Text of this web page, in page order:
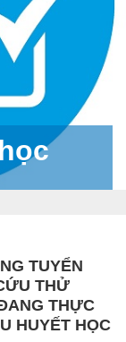
TUYỂN
THỬ
THỰC
HUYẾT HỌC